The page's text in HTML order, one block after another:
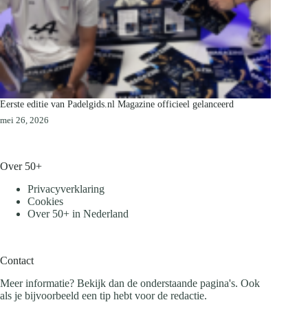
Eerste editie van Padelgids.nl Magazine officieel gelanceerd
mei 26, 2026
Over 50+
Privacyverklaring
Cookies
Over 50+ in Nederland
Contact
Meer informatie? Bekijk dan de onderstaande pagina's. Ook
als je bijvoorbeeld een tip hebt voor de redactie.